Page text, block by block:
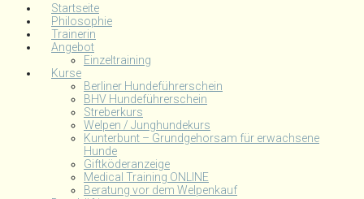
Startseite
Philosophie
Trainerin
Angebot
Einzeltraining
Kurse
Berliner Hundeführerschein
BHV Hundeführerschein
Streberkurs
Welpen / Junghundekurs
Kunterbunt – Grundgehorsam für erwachsene
Hunde
Giftköderanzeige
Medical Training ONLINE
Beratung vor dem Welpenkauf